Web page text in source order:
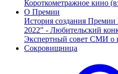
Короткометражное кино
О Премии
История создания Премии
2022" - Любительский
Экспертный совет СМИ о
Сокровищница